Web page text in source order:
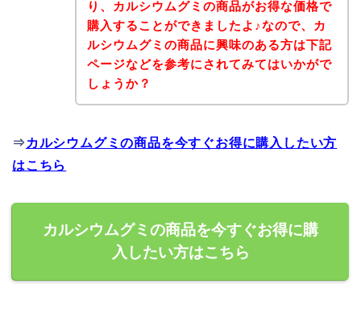
り、カルシウムグミの商品がお得な価格で
購入することができましたよ♪なので、カ
ルシウムグミの商品に興味のある方は下記
ページなどを参考にされてみてはいかがで
しょうか？
⇒ カルシウムグミの商品を今すぐお得に購入したい方
はこちら
カルシウムグミの商品を今すぐお得に購
入したい方はこちら